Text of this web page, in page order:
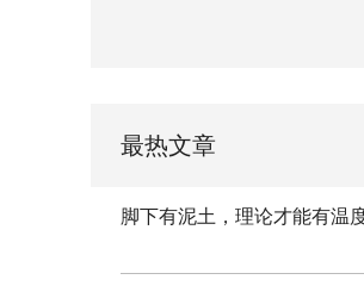
最热文章
脚下有泥土，理论才能有温